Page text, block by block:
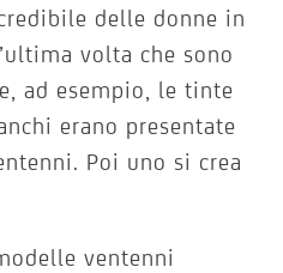
delle donne in
volta che sono
ad esempio, le tinte
erano presentate
Poi uno si crea
ventenni